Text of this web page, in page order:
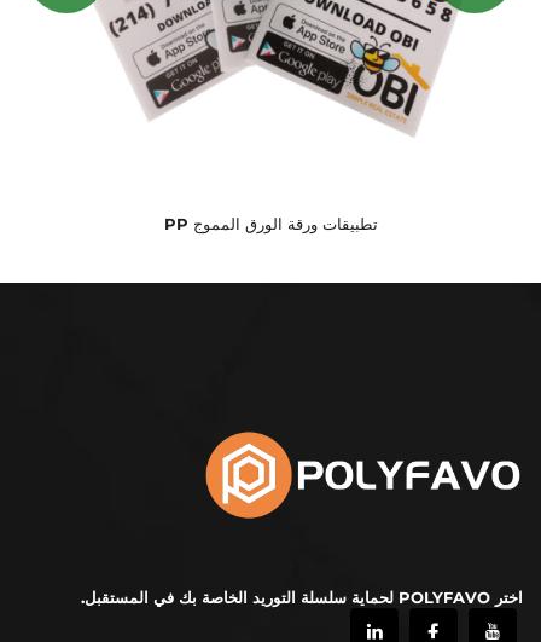
تطبيقات ورقة الورق المموج PP
اختر POLYFAVO لحماية سلسلة التوريد الخاصة بك في المستقبل.